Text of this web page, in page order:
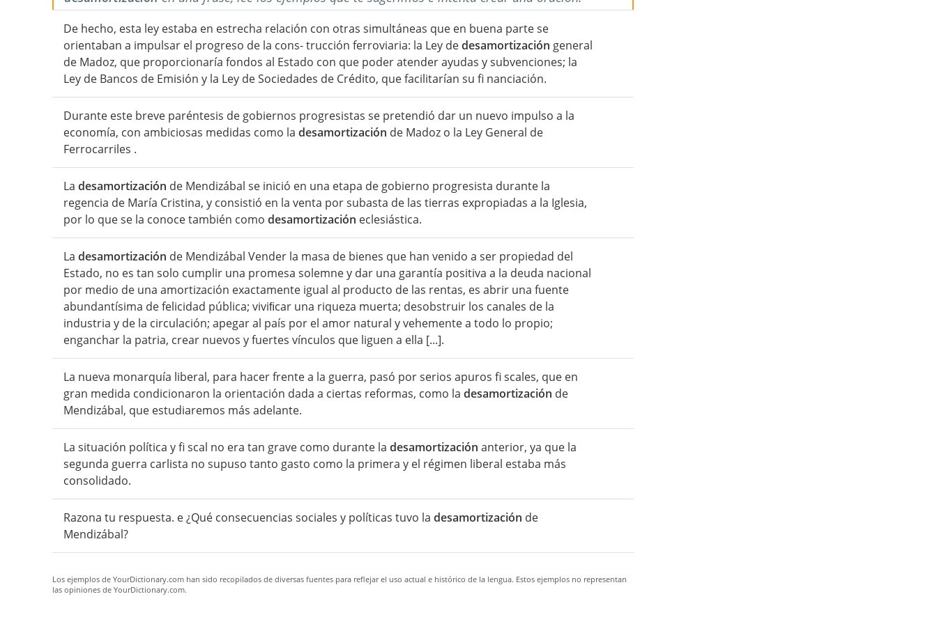
De hecho, esta ley estaba en estrecha relación con otras simultáneas que en buena parte se
orientaban a impulsar el progreso de la cons- trucción ferroviaria: la Ley dedesamortización general
de Madoz, que proporcionaría fondos al Estado con que poder atender ayudas y subvenciones; la
Ley de Bancos de Emisión y la Ley de Sociedades de Crédito, que facilitarían su fi nanciación.
Durante este breve paréntesis de gobiernos progresistas se pretendió dar un nuevo impulso a la
economía, con ambiciosas medidas como la desamortización de Madoz o la Ley General de
Ferrocarriles .
La desamortización de Mendizábal se inició en una etapa de gobierno progresista durante la
regencia de María Cristina, y consistió en la venta por subasta de las tierras expropiadas a la Iglesia,
por lo que se la conoce también como desamortización eclesiástica.
La desamortización de Mendizábal Vender la masa de bienes que han venido a ser propiedad del
Estado, no es tan solo cumplir una promesa solemne y dar una garantía positiva a la deuda nacional
por medio de una amortización exactamente igual al producto de las rentas, es abrir una fuente
abundantísima de felicidad pública; viviﬁcar una riqueza muerta; desobstruir los canales de la
industria y de la circulación; apegar al país por el amor natural y vehemente a todo lo propio;
enganchar la patria, crear nuevos y fuertes vínculos que liguen a ella [...].
La nueva monarquía liberal, para hacer frente a la guerra, pasó por serios apuros fi scales, que en
gran medida condicionaron la orientación dada a ciertas reformas, como la desamortización de
Mendizábal, que estudiaremos más adelante.
La situación política y fi scal no era tan grave como durante la desamortización anterior, ya que la
segunda guerra carlista no supuso tanto gasto como la primera y el régimen liberal estaba más
consolidado.
Razona tu respuesta. e ¿Qué consecuencias sociales y políticas tuvo la desamortización de
Mendizábal?
Los ejemplos de YourDictionary.com han sido recopilados de diversas fuentes para reflejar el uso actual e histórico de la lengua. Estos ejemplos no representan
las opiniones de YourDictionary.com.